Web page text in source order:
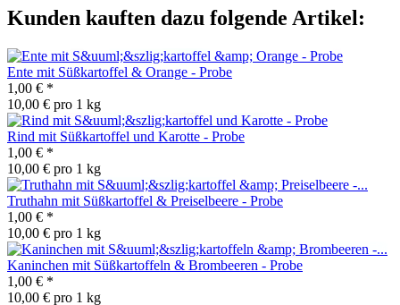
Kunden kauften dazu folgende Artikel:
Ente mit Süßkartoffel & Orange - Probe
1,00 € *
10,00 € pro 1 kg
Rind mit Süßkartoffel und Karotte - Probe
1,00 € *
10,00 € pro 1 kg
Truthahn mit Süßkartoffel & Preiselbeere - Probe
1,00 € *
10,00 € pro 1 kg
Kaninchen mit Süßkartoffeln & Brombeeren - Probe
1,00 € *
10,00 € pro 1 kg